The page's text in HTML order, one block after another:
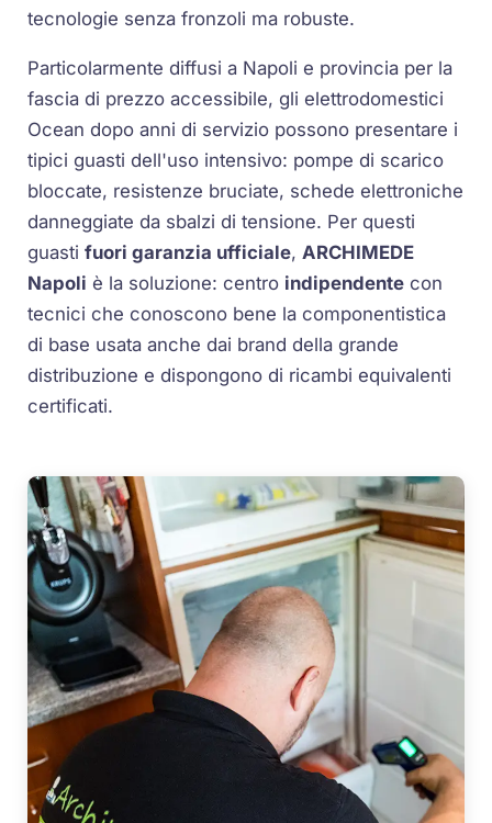
tecnologie senza fronzoli ma robuste.
Particolarmente diffusi a Napoli e provincia per la
fascia di prezzo accessibile, gli elettrodomestici
Ocean dopo anni di servizio possono presentare i
tipici guasti dell'uso intensivo: pompe di scarico
bloccate, resistenze bruciate, schede elettroniche
danneggiate da sbalzi di tensione. Per questi
guastifuori garanzia ufficiale, ARCHIMEDE
Napoli è la soluzione: centro indipendente con
tecnici che conoscono bene la componentistica
di base usata anche dai brand della grande
distribuzione e dispongono di ricambi equivalenti
certificati.